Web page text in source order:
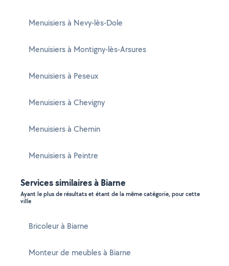
Menuisiers à Nevy-lès-Dole
Menuisiers à Montigny-lès-Arsures
Menuisiers à Peseux
Menuisiers à Chevigny
Menuisiers à Chemin
Menuisiers à Peintre
Services similaires à Biarne
Ayant le plus de résultats et étant de la même catégorie, pour cette
ville
Bricoleur à Biarne
Monteur de meubles à Biarne